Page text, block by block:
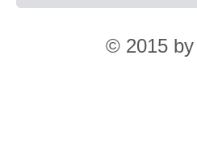
© 2015 by